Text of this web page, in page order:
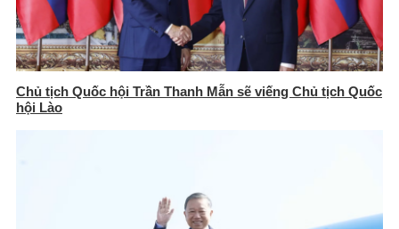
Chủ tịch Quốc hội Trần Thanh Mẫn sẽ viếng Chủ tịch Quốc
hội Lào